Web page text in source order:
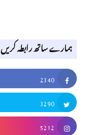
ہمارے ساتھ رابطہ کریں
2340
3290
5212